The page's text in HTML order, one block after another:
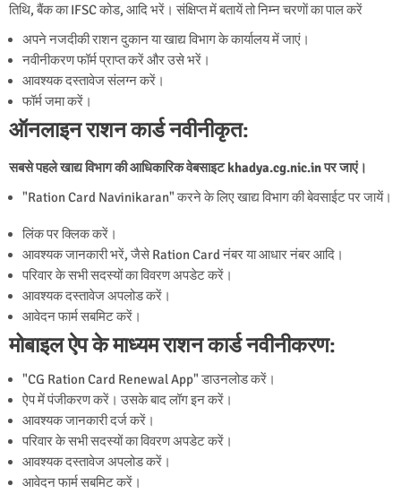
तिथि, बैंक का IFSC कोड, आदि भरें। संक्षिप्‍त में बतायें तो निम्‍न चरणाें का पाल करें
अपने नजदीकी राशन दुकान या खाद्य विभाग के कार्यालय में जाएं।
नवीनीकरण फॉर्म प्राप्त करें और उसे भरें।
आवश्यक दस्तावेज संलग्न करें।
फॉर्म जमा करें।
ऑनलाइन राशन कार्ड नवीनीकृत:
सबसे पहले खाद्य विभाग की आधिकारिक वेबसाइट khadya.cg.nic.in पर जाएं।
"Ration Card Navinikaran" करने के लिए खाद्य विभाग की बेवसाईट पर जायें।
लिंक पर क्लिक करें।
आवश्यक जानकारी भरें, जैसे Ration Card नंबर या आधार नंबर आदि।
परिवार के सभी सदस्यों का विवरण अपडेट करें।
आवश्यक दस्तावेज अपलोड करें।
आवेदन फार्म सबमिट करें।
मोबाइल ऐप के माध्यम राशन कार्ड नवीनीकरण:
"CG Ration Card Renewal App" डाउनलोड करें।
ऐप में पंजीकरण करें। उसके बाद लॉग इन करें।
आवश्यक जानकारी दर्ज करें।
परिवार के सभी सदस्यों का विवरण अपडेट करें।
आवश्यक दस्तावेज अपलोड करें।
आवेदन फार्म सबमिट करें।